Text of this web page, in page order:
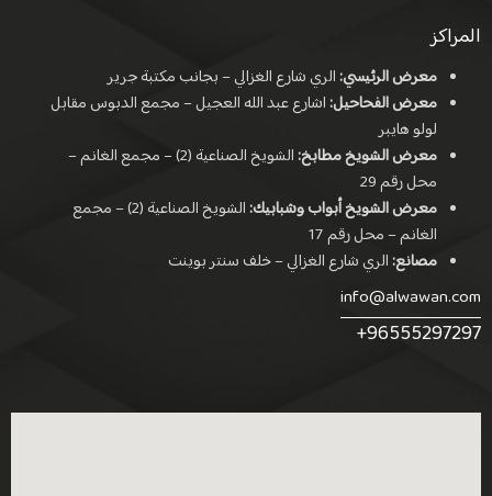
المراكز
معرض الرئيسي: الري شارع الغزالي – بجانب مكتبة جرير
معرض الفحاحيل: اشارع عبد الله العجيل – مجمع الدبوس مقابل
لولو هايبر
معرض الشويخ مطابخ:
الشويخ الصناعية (2) – مجمع الغانم –
محل رقم 29
معرض الشويخ أبواب وشبابيك:
الشويخ الصناعية (2) – مجمع
الغانم – محل رقم 17
مصانع:الري شارع الغزالي – خلف سنتر بوينت
info@alwawan.com
+96555297297